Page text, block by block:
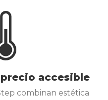
accesible
combinan estética